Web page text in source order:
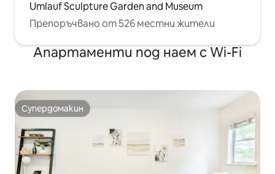
Umlauf Sculpture Garden and Museum
Препоръчвано от 526 местни жители
Апартаменти под наем с Wi-Fi
Супердомакин
Супердомакин